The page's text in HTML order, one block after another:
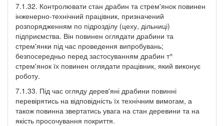
7.1.32. Контролювати стан драбин та стрем'янок повинен
інженерно-технічний працівник, призначений
розпорядженням по підрозділу (цеху, дільниці)
підприємства. Він повинен оглядати драбини та
стрем'янки під час проведення випробувань;
безпосередньо перед застосуванням драбин т^
стрем'янок їх повинен оглядати працівник, який виконує
роботу.
7.1.33. Під час огляду дерев'яні драбини повинні
перевірятись на відповідність їх технічним вимогам, а
також повинна звертатись увага на стан деревини та на
якість просочування покриття.